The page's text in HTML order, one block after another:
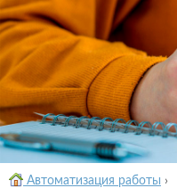
Автоматизация работы ›